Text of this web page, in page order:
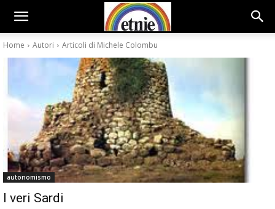
Home Autori Articoli di Michele Colombu
autonomismo
I veri Sardi